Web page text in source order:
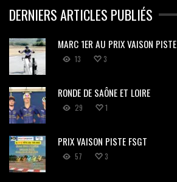
DERNIERS ARTICLES PUBLIÉS
MARC 1ER AU PRIX VAISON PISTE
13 3
RONDE DE SAÔNE ET LOIRE
29 1
PRIX VAISON PISTE FSGT
57 3